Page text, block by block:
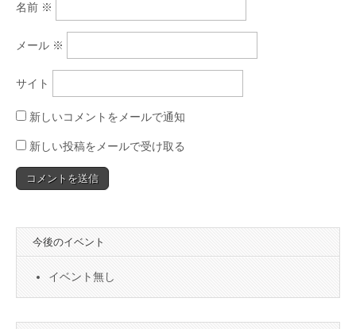
名前 ※
メール ※
サイト
新しいコメントをメールで通知
新しい投稿をメールで受け取る
今後のイベント
イベント無し